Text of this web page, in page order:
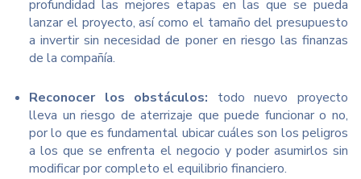
profundidad las mejores etapas en las que se pueda
lanzar el proyecto, así como el tamaño del presupuesto
a invertir sin necesidad de poner en riesgo las finanzas
de la compañía.
Reconocer los obstáculos: todo nuevo proyecto
lleva un riesgo de aterrizaje que puede funcionar o no,
por lo que es fundamental ubicar cuáles son los peligros
a los que se enfrenta el negocio y poder asumirlos sin
modificar por completo el equilibrio financiero.